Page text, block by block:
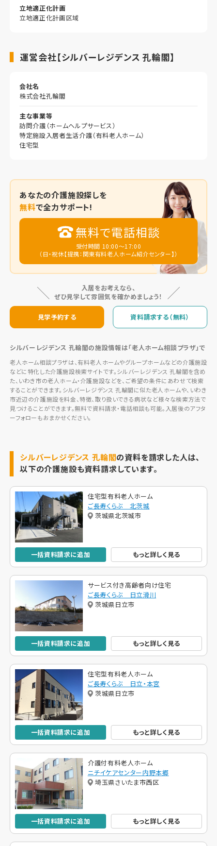
立地適正化計画
立地適正化計画区域
運営会社【シルバーレジデンス 孔輪閣】
会社名
株式会社孔輪閣
主な事業等
訪問介護（ホームヘルプサービス）
特定施設入居者生活介護（有料老人ホーム）
住宅型
あなたの介護施設探しを
無料で全力サポート!
無料で電話相談
受付時間 10:00～17:00
（日・祝休【提携：関東有料老人ホーム紹介センター】）
入居をお考えなら、
ぜひ見学して雰囲気を確かめましょう！
見学予約する 資料請求する（無料）
シルバーレジデンス 孔輪閣の施設情報は「老人ホーム相談プラザ」で
老人ホーム相談プラザは、有料老人ホームやグループホームなどの介護施設
などに特化した介護施設検索サイトです。シルバーレジデンス 孔輪閣を含め
た、いわき市の老人ホーム・介護施設などを、ご希望の条件にあわせて検索
することができます。シルバーレジデンス 孔輪閣に似た老人ホームや、いわき
市近辺の介護施設を料金、特徴、取り扱いできる病状など様々な検索方法で
見つけることができます。無料で資料請求・電話相談も可能。入居後のアフタ
ーフォローもおまかせください。
シルバーレジデンス 孔輪閣の資料を請求した人は、
以下の介護施設も資料請求しています。
住宅型有料老人ホーム
ご長寿くらぶ 北茨城
茨城県北茨城市
一括資料請求に追加 もっと詳しく見る
サービス付き高齢者向け住宅
ご長寿くらぶ 日立滑川
茨城県日立市
一括資料請求に追加 もっと詳しく見る
住宅型有料老人ホーム
ご長寿くらぶ 日立・本宮
茨城県日立市
一括資料請求に追加 もっと詳しく見る
介護付有料老人ホーム
ニチイケアセンター内野本郷
埼玉県さいたま市西区
一括資料請求に追加 もっと詳しく見る